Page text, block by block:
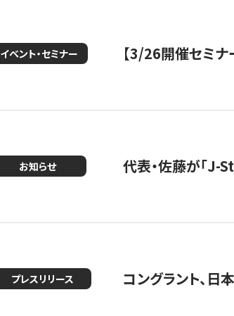
イベント・セミナー 【3/26開催セミ
お知らせ 代表・佐藤が「J-
プレスリリース コングラント、日